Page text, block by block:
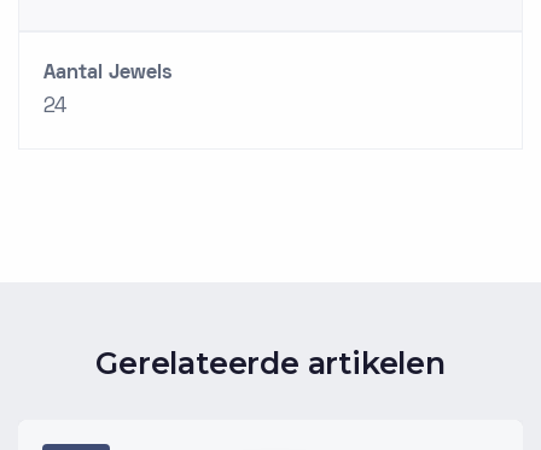
Aantal Jewels
24
Gerelateerde artikelen